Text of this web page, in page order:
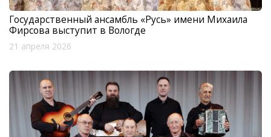
Государственный ансамбль «Русь» имени Михаила
Фирсова выступит в Вологде
21 апреля 2026